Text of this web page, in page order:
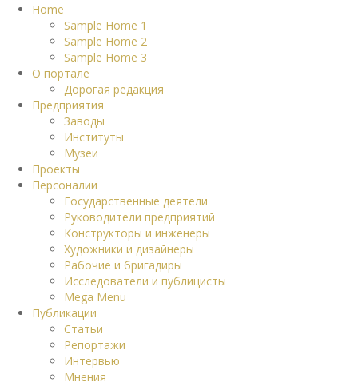
Home
Sample Home 1
Sample Home 2
Sample Home 3
О портале
Дорогая редакция
Предприятия
Заводы
Институты
Музеи
Проекты
Персоналии
Государственные деятели
Руководители предприятий
Конструкторы и инженеры
Художники и дизайнеры
Рабочие и бригадиры
Исследователи и публицисты
Mega Menu
Публикации
Статьи
Репортажи
Интервью
Мнения